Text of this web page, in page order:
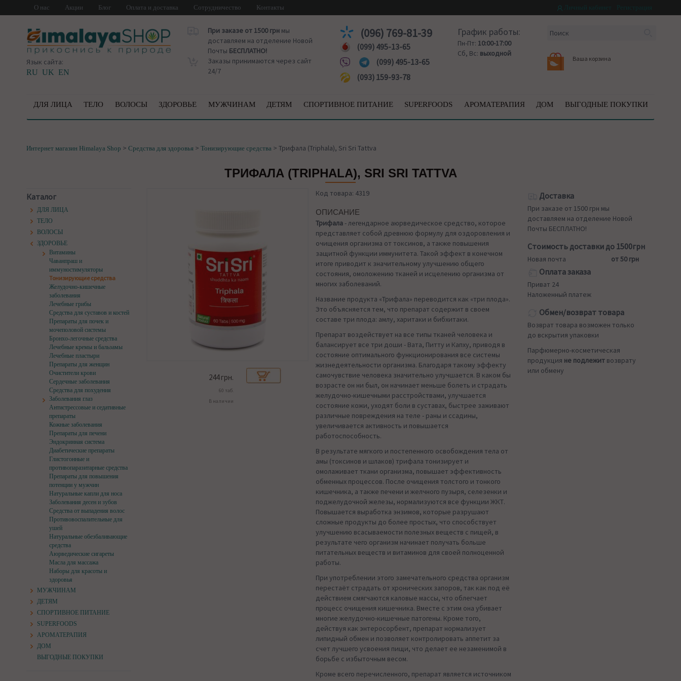
О нас Акции Блог Оплата и доставка Сотрудничество Контакты
Язык сайта:
RU UK EN
При заказе от 1500 грнмы
доставляем на отделение Новой
Почты БЕСПЛАТНО!
Заказы принимаются через сайт
24/7
(096) 769-81-39
(099) 495-13-65
(099) 495-13-65
(093) 159-93-78
График работы:
Пн-Пт: 10:00-17:00
Сб, Вс: выходной
Ваша корзина
ДЛЯ ЛИЦА ТЕЛО ВОЛОСЫ ЗДОРОВЬЕ МУЖЧИНАМ ДЕТЯМ СПОРТИВНОЕ ПИТАНИЕ SUPERFOODS АРОМАТЕРАПИЯ ДОМ ВЫГОДНЫЕ ПОКУПКИ
Интернет магазин Himalaya Shop > Средства для здоровья > Тонизирующие средства > Трифала (Triphala), Sri Sri Tattva
ТРИФАЛА (TRIPHALA), SRI SRI TATTVA
Каталог
ДЛЯ ЛИЦА
ТЕЛО
ВОЛОСЫ
ЗДОРОВЬЕ
Витамины
Чаванпраш и
иммуностимуляторы
Тонизирующие средства
Желудочно-кишечные
заболевания
Лечебные грибы
Средства для суставов и костей
Препараты для почек и
мочеполовой системы
Бронхо-легочные средства
Лечебные кремы и бальзамы
Лечебные пластыри
Препараты для женщин
Очистители крови
Сердечные заболевания
Средства для похудения
Заболевания глаз
Антистрессовые и седативные
препараты
Кожные заболевания
Препараты для печени
Эндокринная система
Диабетические препараты
Глистогонные и
противопаразитарные средства
Препараты для повышения
потенции у мужчин
Натуральные капли для носа
Заболевания десен и зубов
Средства от выпадения волос
Противовоспалительные для
ушей
Натуральные обезбаливающие
средства
Аюрведические сигареты
Масла для массажа
Наборы для красоты и
здоровья
МУЖЧИНАМ
ДЕТЯМ
СПОРТИВНОЕ ПИТАНИЕ
SUPERFOODS
АРОМАТЕРАПИЯ
ДОМ
ВЫГОДНЫЕ ПОКУПКИ
244грн.
60 таб.
В наличии
Код товара: 4319
ОПИСАНИЕ
Трифала - легендарное аюрведическое средство, которое
представляет собой древнюю формулу для оздоровления и
очищения организма от токсинов, а также повышения
защитной функции иммунитета. Такой эффект в конечном
итоге приводит к значительному улучшению общего
состояния, омоложению тканей и исцелению организма от
многих заболеваний.
Название продукта «Трифала» переводится как «три плода».
Это объясняется тем, что препарат содержит в своем
составе три плода: амлу, харитаки и бибхитаки.
Препарат воздействует на все типы тканей человека и
балансирует все три доши - Вата, Питту и Капху, приводя в
состояние оптимального функционирования все системы
жизнедеятельности организма. Благодаря такому эффекту
самочувствие человека значительно улучшается. В каком бы
возрасте он ни был, он начинает меньше болеть и страдать
желудочно-кишечными расстройствами, улучшается
состояние кожи, уходят боли в суставах, быстрее заживают
различные повреждения на теле - раны и ссадины,
увеличивается активность и повышается
работоспособность.
В результате мягкого и постепенного освобождения тела от
амы (токсинов и шлаков) трифала тонизирует и
омолаживает ткани организма, повышает эффективность
обменных процессов. После очищения толстого и тонкого
кишечника, а также печени и желчного пузыря, селезенки и
поджелудочной железы, нормализуются все функции ЖКТ.
Повышается выработка энзимов, которые разрушают
сложные продукты до более простых, что способствует
улучшению всасываемости полезных веществ с пищей, в
результате чего организм начинает получать больше
питательных веществ и витаминов для своей полноценной
работы.
При употреблении этого замечательного средства организм
перестаёт страдать от хронических запоров, так как под её
действием смягчаются каловые массы, что облегчает
процесс очищения кишечника. Вместе с этим она убивает
многие желудочно-кишечные патогены. Кроме того,
действуя как энтеросорбент, препарат нормализует
липидный обмен и позволяет контролировать аппетит за
счет лучшего усвоения пищи, что делает ее незаменимой в
борьбе с избыточным весом.
Кроме всего перечисленного, препарат является источником
Доставка
При заказе от 1500 грн мы
доставляем на отделение Новой
Почты БЕСПЛАТНО!
Стоимость доставки до 1500грн
Новая почта от 50 грн
Оплата заказа
Приват 24
Наложенный платеж
Обмен/возврат товара
Возврат товара возможен только
до вскрытия упаковки
Парфюмерно-косметическая
продукция не подлежит возврату
или обмену